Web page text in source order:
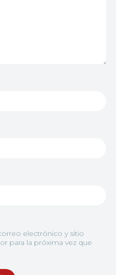
electrónico y sitio
para la próxima vez que